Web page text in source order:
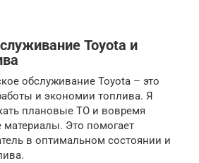
Toyota и
обслуживание Toyota – это
и экономии топлива. Я
плановые ТО и вовремя
материалы. Это помогает
в оптимальном состоянии и